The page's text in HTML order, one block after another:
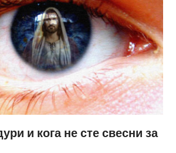
и кога не сте свесни за